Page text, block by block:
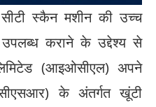
स्कैन मशीन की उच्च
उपलब्ध कराने के उद्देश्य से
(आइओसीएल) अपने
के अंतर्गत खूंटी